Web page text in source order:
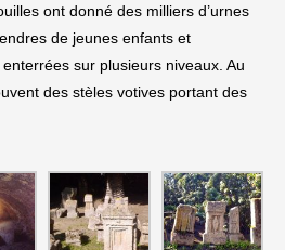
ont donné des milliers d’urnes
de jeunes enfants et
sur plusieurs niveaux. Au
des stèles votives portant des